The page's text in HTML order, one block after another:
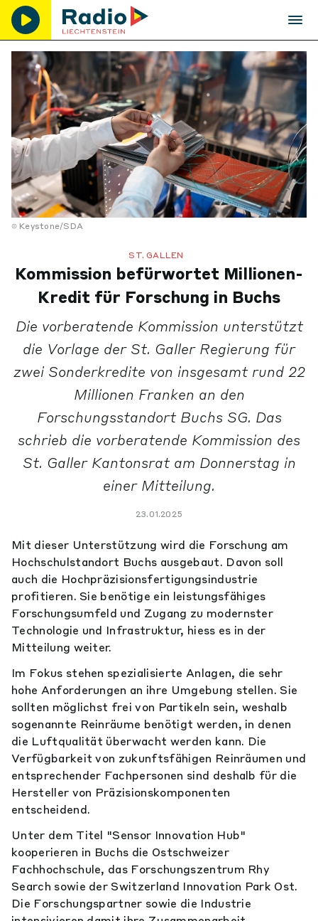
Keystone/SDA
ST. GALLEN
Kommission befürwortet Millionen-
Kredit für Forschung in Buchs
Die vorberatende Kommission unterstützt
die Vorlage der St. Galler Regierung für
zwei Sonderkredite von insgesamt rund 22
Millionen Franken an den
Forschungsstandort Buchs SG. Das
schrieb die vorberatende Kommission des
St. Galler Kantonsrat am Donnerstag in
einer Mitteilung.
23.01.2025
Mit dieser Unterstützung wird die Forschung am
Hochschulstandort Buchs ausgebaut. Davon soll
auch die Hochpräzisionsfertigungsindustrie
profitieren. Sie benötige ein leistungsfähiges
Forschungsumfeld und Zugang zu modernster
Technologie und Infrastruktur, hiess es in der
Mitteilung weiter.
Im Fokus stehen spezialisierte Anlagen, die sehr
hohe Anforderungen an ihre Umgebung stellen. Sie
sollten möglichst frei von Partikeln sein, weshalb
sogenannte Reinräume benötigt werden, in denen
die Luftqualität überwacht werden kann. Die
Verfügbarkeit von zukunftsfähigen Reinräumen und
entsprechender Fachpersonen sind deshalb für die
Hersteller von Präzisionskomponenten
entscheidend.
Unter dem Titel "Sensor Innovation Hub"
kooperieren in Buchs die Ostschweizer
Fachhochschule, das Forschungszentrum Rhy
Search sowie der Switzerland Innovation Park Ost.
Die Forschungspartner sowie die Industrie